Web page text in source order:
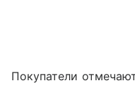
Покупатели